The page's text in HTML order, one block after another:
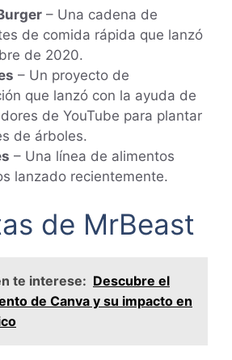
– Una cadena de
de comida rápida que lanzó
de 2020.
– Un proyecto de
que lanzó con la ayuda de
de YouTube para plantar
de árboles.
– Una línea de alimentos
lanzado recientemente.
de MrBeast
te interese: Descubre el
de Canva y su impacto en